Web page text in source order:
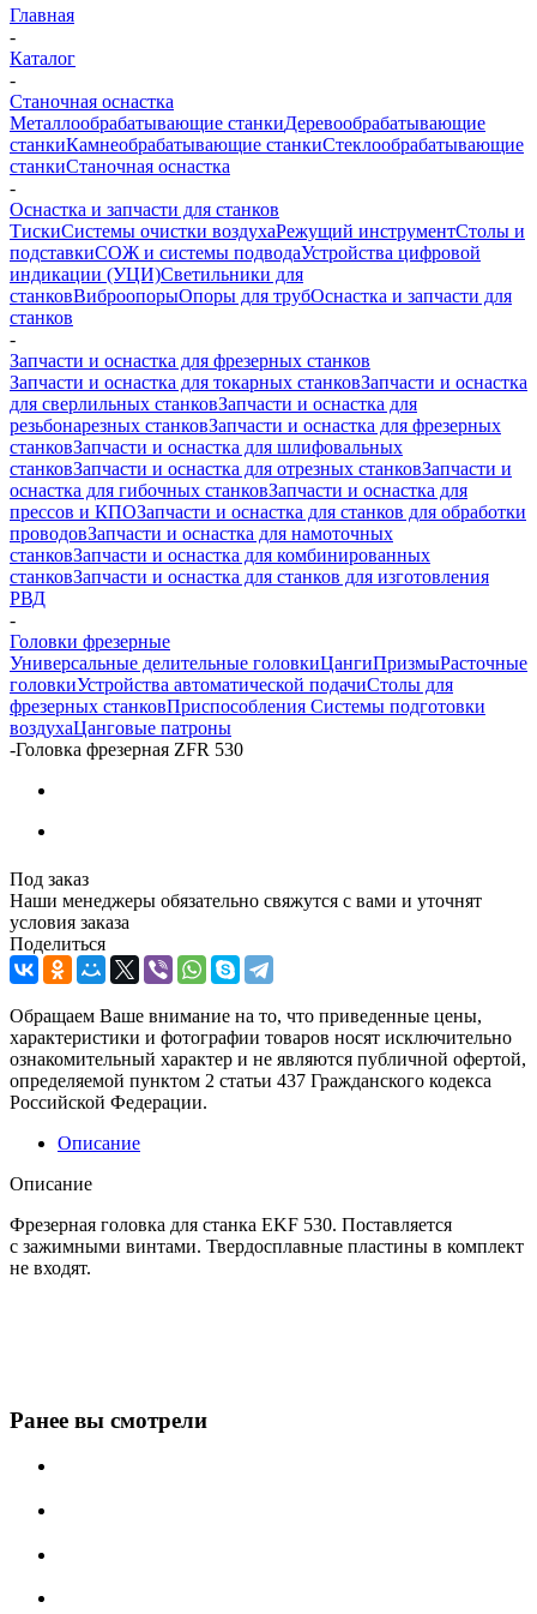
Главная
-
Каталог
-
Станочная оснастка
Металлообрабатывающие станкиДеревообрабатывающие
станкиКамнеобрабатывающие станкиСтеклообрабатывающие
станкиСтаночная оснастка
-
Оснастка и запчасти для станков
ТискиСистемы очистки воздухаРежущий инструментСтолы и
подставкиСОЖ и системы подводаУстройства цифровой
индикации (УЦИ)Светильники для
станковВиброопорыОпоры для трубОснастка и запчасти для
станков
-
Запчасти и оснастка для фрезерных станков
Запчасти и оснастка для токарных станковЗапчасти и оснастка
для сверлильных станковЗапчасти и оснастка для
резьбонарезных станковЗапчасти и оснастка для фрезерных
станковЗапчасти и оснастка для шлифовальных
станковЗапчасти и оснастка для отрезных станковЗапчасти и
оснастка для гибочных станковЗапчасти и оснастка для
прессов и КПОЗапчасти и оснастка для станков для обработки
проводовЗапчасти и оснастка для намоточных
станковЗапчасти и оснастка для комбинированных
станковЗапчасти и оснастка для станков для изготовления
РВД
-
Головки фрезерные
Универсальные делительные головкиЦангиПризмыРасточные
головкиУстройства автоматической подачиСтолы для
фрезерных станковПриспособления Системы подготовки
воздухаЦанговые патроны
-Головка фрезерная ZFR 530
Под заказ
Наши менеджеры обязательно свяжутся с вами и уточнят
условия заказа
Поделиться
Обращаем Ваше внимание на то, что приведенные цены,
характеристики и фотографии товаров носят исключительно
ознакомительный характер и не являются публичной офертой,
определяемой пунктом 2 статьи 437 Гражданского кодекса
Российской Федерации.
Описание
Описание
Фрезерная головка для станка EKF 530. Поставляется
с зажимными винтами. Твердосплавные пластины в комплект
не входят.
Ранее вы смотрели